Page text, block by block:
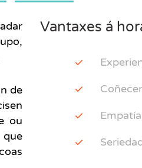
de
ou
Vantaxes á